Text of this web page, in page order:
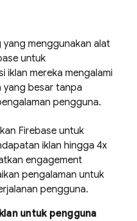
menggunakan alat
untuk
iklan mereka mengalami
besar tanpa
pengguna.
Firebase untuk
iklan hingga 4x
engagement
pengalaman untuk
pengguna.
untuk pengguna